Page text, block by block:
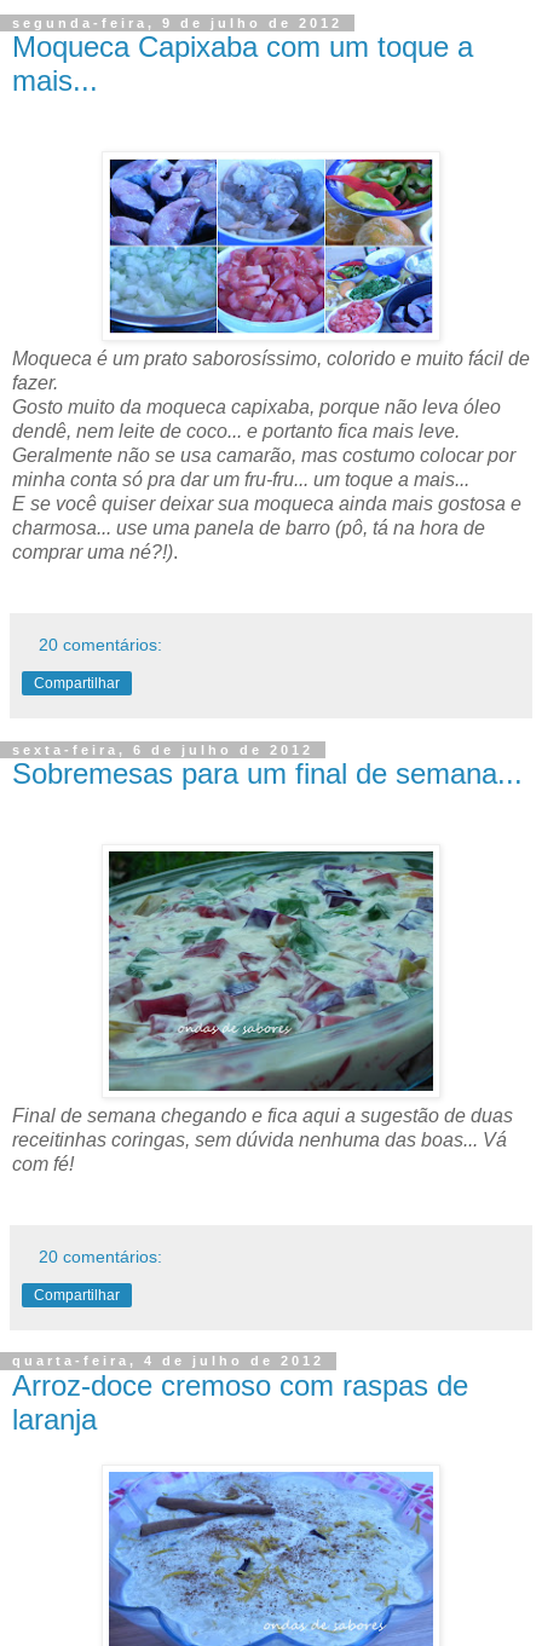
segunda-feira, 9 de julho de 2012
Moqueca Capixaba com um toque a
mais...
Moqueca é um prato saborosíssimo, colorido e muito fácil de
fazer.
Gosto muito da moqueca capixaba, porque não leva óleo
dendê, nem leite de coco... e portanto fica mais leve.
Geralmente não se usa camarão, mas costumo colocar por
minha conta só pra dar um fru-fru... um toque a mais...
E se você quiser deixar sua moqueca ainda mais gostosa e
charmosa... use uma panela de barro (pô, tá na hora de
comprar uma né?!).
20 comentários:
Compartilhar
sexta-feira, 6 de julho de 2012
Sobremesas para um final de semana...
Final de semana chegando e fica aqui a sugestão de duas
receitinhas coringas, sem dúvida nenhuma das boas... Vá
com fé!
20 comentários:
Compartilhar
quarta-feira, 4 de julho de 2012
Arroz-doce cremoso com raspas de
laranja